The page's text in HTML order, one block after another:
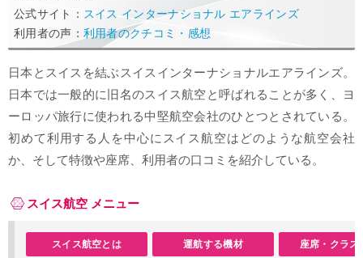
公式サイト： スイス インターナショナル エアラインズ
利用者の声： 利用者のクチコミ・感想
日本とスイスを結ぶスイスインターナショナルエアラインズ。
日本では一般的に旧名のスイス航空と呼ばれることが多く、ヨ
ーロッパ旅行に使われる中堅航空会社のひとつとされている。
初めて利用する人を中心にスイス航空はどのような航空会社
か、そして特徴や座席、利用者の口コミを紹介している。
スイス航空 メニュー
スイス航空とは 運航する機材 座席・クラス